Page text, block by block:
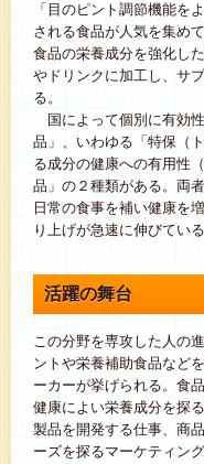
「目のピント調節機能を
される食品が人気を集め
食品の栄養成分を強化し
やドリンクに加工し、サ
る。
国によって個別に有効
品」、いわゆる「特保（
る成分の健康への有用性
品」の２種類がある。両
日常の食事を補い健康を
り上げが急速に伸びている
活躍の舞台
この分野を専攻した人の
ントや栄養補助食品など
ーカーが挙げられる。食
健康によい栄養成分を探
製品を開発する仕事、商
ーズを探るマーケティン